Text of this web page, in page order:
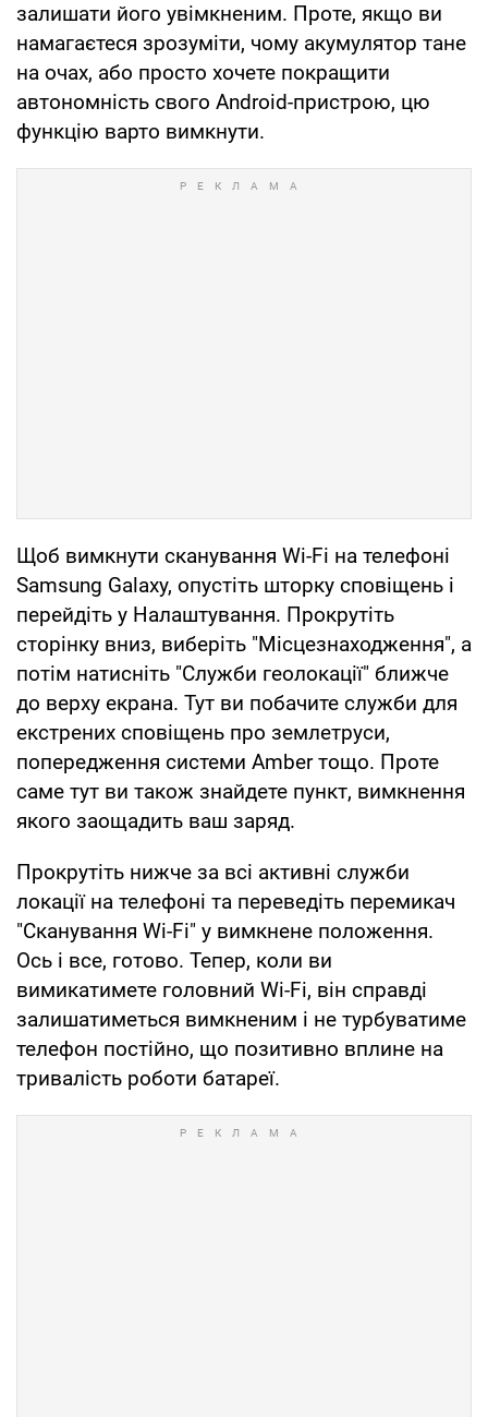
залишати його увімкненим. Проте, якщо ви
намагаєтеся зрозуміти, чому акумулятор тане
на очах, або просто хочете покращити
автономність свого Android-пристрою, цю
функцію варто вимкнути.
Щоб вимкнути сканування Wi-Fi на телефоні
Samsung Galaxy, опустіть шторку сповіщень і
перейдіть у Налаштування. Прокрутіть
сторінку вниз, виберіть "Місцезнаходження", а
потім натисніть "Служби геолокації" ближче
до верху екрана. Тут ви побачите служби для
екстрених сповіщень про землетруси,
попередження системи Amber тощо. Проте
саме тут ви також знайдете пункт, вимкнення
якого заощадить ваш заряд.
Прокрутіть нижче за всі активні служби
локації на телефоні та переведіть перемикач
"Сканування Wi-Fi" у вимкнене положення.
Ось і все, готово. Тепер, коли ви
вимикатимете головний Wi-Fi, він справді
залишатиметься вимкненим і не турбуватиме
телефон постійно, що позитивно вплине на
тривалість роботи батареї.